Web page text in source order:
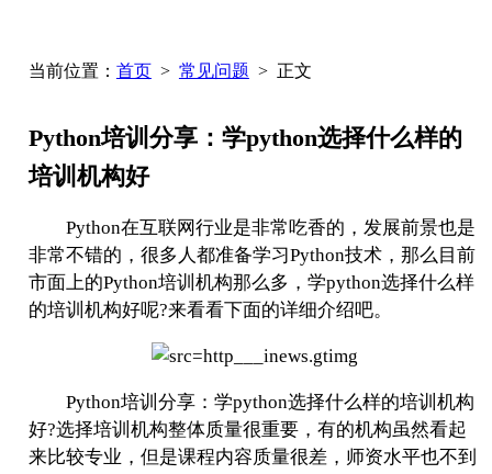
当前位置： 首页> 常见问题 > 正文
Python培训分享：学python选择什么样的
培训机构好
Python在互联网行业是非常吃香的，发展前景也是
非常不错的，很多人都准备学习Python技术，那么目前
市面上的Python培训机构那么多，学python选择什么样
的培训机构好呢?来看看下面的详细介绍吧。
Python培训分享：学python选择什么样的培训机构
好?选择培训机构整体质量很重要，有的机构虽然看起
来比较专业，但是课程内容质量很差，师资水平也不到